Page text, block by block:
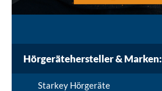
Hörgerätehersteller & Marken:
Starkey Hörgeräte